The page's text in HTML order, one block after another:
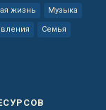
жизнь Музыка
Семья